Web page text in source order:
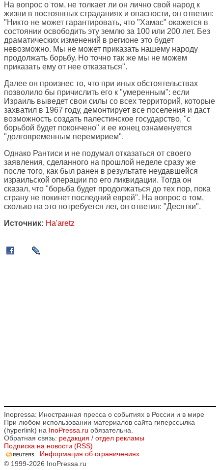
На вопрос о том, не толкает ли он лично свой народ к
жизни в постоянных страданиях и опасности, он ответил:
"Никто не может гарантировать, что "Хамас" окажется в
состоянии освободить эту землю за 100 или 200 лет. Без
драматических изменений в регионе это будет
невозможно. Мы не может приказать нашему народу
продолжать борьбу. Но точно так же мы не можем
приказать ему от нее отказаться".
Далее он произнес то, что при иных обстоятельствах
позволило бы причислить его к "умеренным": если
Израиль выведет свои силы со всех территорий, которые
захватил в 1967 году, демонтирует все поселения и даст
возможность создать палестинское государство, "с
борьбой будет покончено" и ее конец ознаменуется
"долговременным перемирием".
Однако Рантиси и не подумал отказаться от своего
заявления, сделанного на прошлой неделе сразу же
после того, как был ранен в результате неудавшейся
израильской операции по его ликвидации. Тогда он
сказал, что "борьба будет продолжаться до тех пор, пока
страну не покинет последний еврей". На вопрос о том,
сколько на это потребуется лет, он ответил: "Десятки".
Источник: Ha'aretz
Inopressa: Иностранная пресса о событиях в России и в мире
При любом использовании материалов сайта гиперссылка
(hyperlink) на InoPressa.ru обязательна.
Обратная связь: редакция / отдел рекламы
Подписка на новости (RSS)
Информация об ограничениях
© 1999-2026 InoPressa.ru